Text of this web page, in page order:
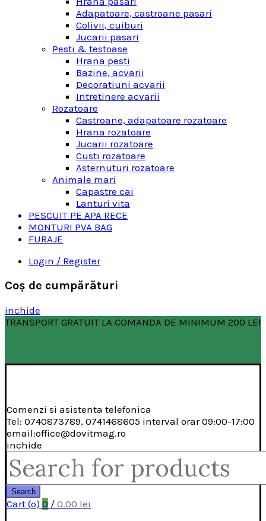
Adapatoare, castroane pasari
Colivii, cuiburi
Jucarii pasari
Pesti & testoase
Hrana pesti
Bazine, acvarii
Decoratiuni acvarii
Intretinere acvarii
Rozatoare
Castroane, adapatoare rozatoare
Hrana rozatoare
Jucarii rozatoare
Custi rozatoare
Asternuturi rozatoare
Animale mari
Capastre cai
Lanturi vita
PESCUIT PE APA RECE
MONTURI PVA BAG
FURAJE
Login / Register
Coş de cumpărături
inchide
TRANSPORT GRATUIT LA COMANDA DE MINIMUM 200 LEI
Comenzi si asistenta telefonica
Tel: 0740873789, 0741468605 interval orar 09:00-17:00
email:office@dovitmag.ro
inchide
Search
for:
Search
Cart (o) 0 / 0.00 lei